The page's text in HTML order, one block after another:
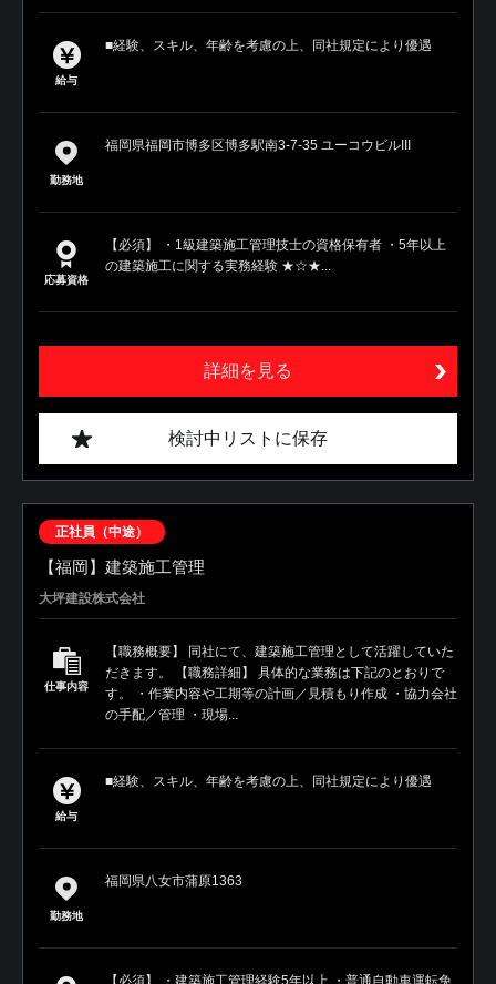
給与
■経験、スキル、年齢を考慮の上、同社規定により優遇
勤務地
福岡県福岡市博多区博多駅南3-7-35 ユーコウビルIII
応募資格
【必須】 ・1級建築施工管理技士の資格保有者 ・5年以上
の建築施工に関する実務経験 ★☆★...
詳細を見る
検討中リストに保存
正社員（中途）
【福岡】建築施工管理
大坪建設株式会社
仕事内容
【職務概要】 同社にて、建築施工管理として活躍していた
だきます。 【職務詳細】 具体的な業務は下記のとおりで
す。 ・作業内容や工期等の計画／見積もり作成 ・協力会社
の手配／管理 ・現場...
給与
■経験、スキル、年齢を考慮の上、同社規定により優遇
勤務地
福岡県八女市蒲原1363
【必須】 ・建築施工管理経験5年以上 ・普通自動車運転免